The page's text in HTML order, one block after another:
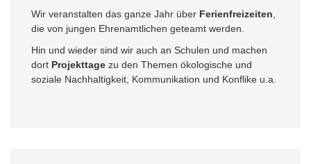
Wir veranstalten das ganze Jahr über Ferienfreizeiten
die von jungen Ehrenamtlichen geteamt werden.
Hin und wieder sind wir auch an Schulen und machen
dort Projekttage zu den Themen ökologische und
soziale Nachhaltigkeit, Kommunikation und Konflike u.a.